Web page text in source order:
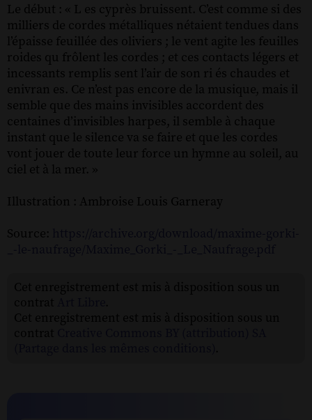
Le début : « L es cyprès bruissent. C’est comme si des
milliers de cordes métalliques nétaient tendues dans
l’épaisse feuillée des oliviers ; le vent agite les feuilles
roides qu frôlent les cordes ; et ces contacts légers et
incessants remplis sent l’air de son ri és chaudes et
enivran es. Ce n’est pas encore de la musique, mais il
semble que des mains invisibles accordent des
centaines d’invisibles harpes, il semble à chaque
instant que le silence va se faire et que les cordes
vont jouer de toute leur force un hymne au soleil, au
ciel et à la mer. »
Illustration : Ambroise Louis Garneray
Source: